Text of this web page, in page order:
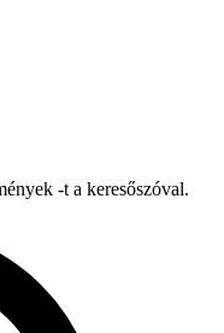
-t a keresőszóval.